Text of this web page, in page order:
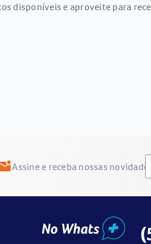
disponíveis e aproveite para
Assine e receba nossas novidades